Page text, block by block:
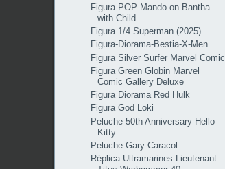
Figura POP Mando on Bantha
with Child
Figura 1/4 Superman (2025)
Figura-Diorama-Bestia-X-Men
Figura Silver Surfer Marvel Comic
Figura Green Globin Marvel
Comic Gallery Deluxe
Figura Diorama Red Hulk
Figura God Loki
Peluche 50th Anniversary Hello
Kitty
Peluche Gary Caracol
Réplica Ultramarines Lieutenant